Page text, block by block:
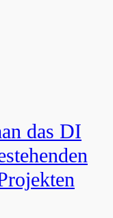
das DI